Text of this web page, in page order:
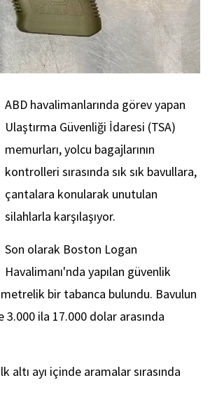
ABD havalimanlarında görev yapan
Ulaştırma Güvenliği İdaresi (TSA)
memurları, yolcu bagajlarının
kontrolleri sırasında sık sık bavullara,
çantalara konularak unutulan
silahlarla karşılaşıyor.
Son olarak Boston Logan
Havalimanı'nda yapılan güvenlik
bir tabanca bulundu. Bavulun
3.000 ila 17.000 dolar arasında
altı ayı içinde aramalar sırasında